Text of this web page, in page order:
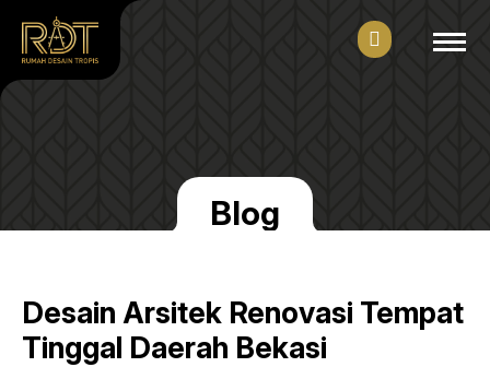
Blog
Desain Arsitek Renovasi Tempat
Tinggal Daerah Bekasi